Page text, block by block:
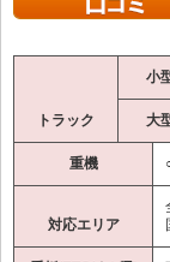
トラック
小
大
重機
対応エリア